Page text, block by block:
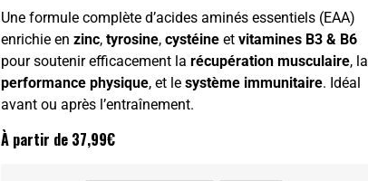
Une formule complète d’acides aminés essentiels (EAA)
enrichie en zinc, tyrosine, cystéine et vitamines B3 & B6
pour soutenir efficacement la récupération musculaire, la
performance physique, et le système immunitaire. Idéal
avant ou après l’entraînement.
À partir de 37,99€